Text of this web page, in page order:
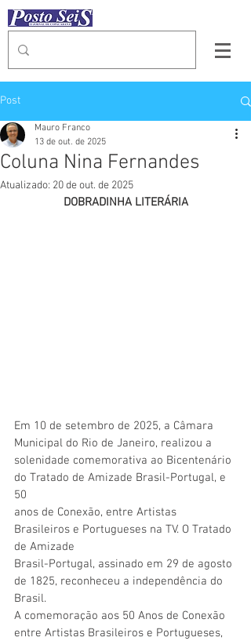
Post
Coluna Nina Fernandes
Mauro Franco
13 de out. de 2025
Atualizado: 20 de out. de 2025
DOBRADINHA LITERÁRIA
Em 10 de setembro de 2025, a Câmara
Municipal do Rio de Janeiro, realizou a
solenidade comemorativa ao Bicentenário
do Tratado de Amizade Brasil-Portugal, e
50
anos de Conexão, entre Artistas
Brasileiros e Portugueses na TV. O Tratado
de Amizade
Brasil-Portugal, assinado em 29 de agosto
de 1825, reconheceu a independência do
Brasil.
A comemoração aos 50 Anos de Conexão
entre Artistas Brasileiros e Portugueses,